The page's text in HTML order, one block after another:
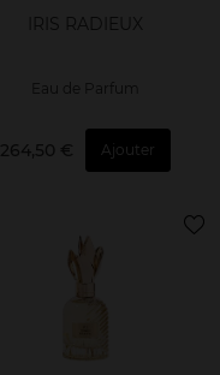
IRIS RADIEUX
Eau de Parfum
264,50 € Ajouter